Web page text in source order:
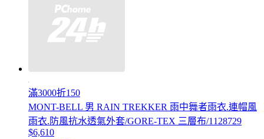
滿3000折150
MONT-BELL 男 RAIN TREKKER 雨中舞者雨衣.連帽風
雨衣.防風抗水透氣外套/GORE-TEX 三層布/1128729
$6,610